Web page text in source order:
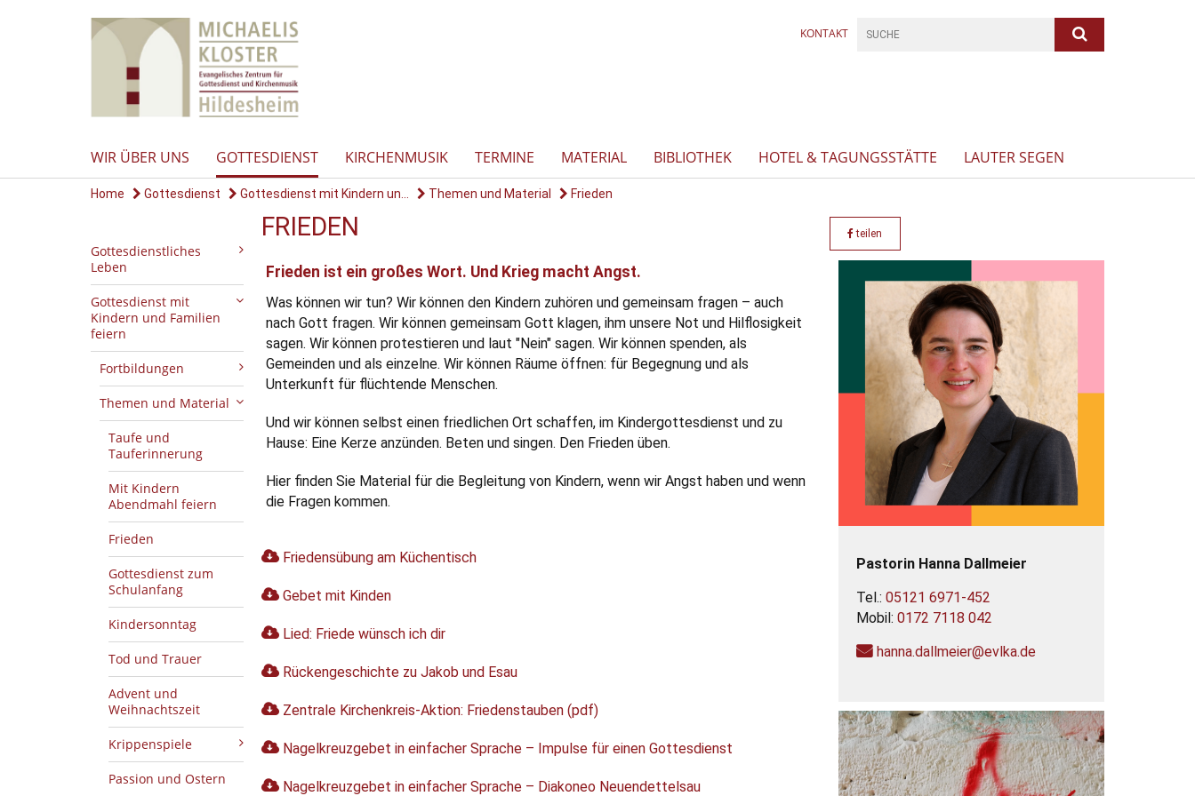
KONTAKT
WIR ÜBER UNS GOTTESDIENST KIRCHENMUSIK TERMINE MATERIAL BIBLIOTHEK HOTEL & TAGUNGSSTÄTTE LAUTER SEGEN
Home Gottesdienst Gottesdienst mit Kindern un... Themen und Material Frieden
Gottesdienstliches
Leben
Gottesdienst mit
Kindern und Familien
feiern
Fortbildungen
Themen und Material
Taufe und
Tauferinnerung
Mit Kindern
Abendmahl feiern
Frieden
Gottesdienst zum
Schulanfang
Kindersonntag
Tod und Trauer
Advent und
Weihnachtszeit
Krippenspiele
Passion und Ostern
FRIEDEN teilen
Frieden ist ein großes Wort. Und Krieg macht Angst.
Was können wir tun? Wir können den Kindern zuhören und gemeinsam fragen – auch
nach Gott fragen. Wir können gemeinsam Gott klagen, ihm unsere Not und Hilflosigkeit
sagen. Wir können protestieren und laut "Nein" sagen. Wir können spenden, als
Gemeinden und als einzelne. Wir können Räume öffnen: für Begegnung und als
Unterkunft für flüchtende Menschen.
Und wir können selbst einen friedlichen Ort schaffen, im Kindergottesdienst und zu
Hause: Eine Kerze anzünden. Beten und singen. Den Frieden üben.
Hier finden Sie Material für die Begleitung von Kindern, wenn wir Angst haben und wenn
die Fragen kommen.
Friedensübung am Küchentisch
Gebet mit Kinden
Lied: Friede wünsch ich dir
Rückengeschichte zu Jakob und Esau
Zentrale Kirchenkreis-Aktion: Friedenstauben (pdf)
Nagelkreuzgebet in einfacher Sprache – Impulse für einen Gottesdienst
Nagelkreuzgebet in einfacher Sprache – Diakoneo Neuendettelsau
Pastorin Hanna Dallmeier
Tel.: 05121 6971-452
Mobil: 0172 7118 042
hanna.dallmeier@evlka.de